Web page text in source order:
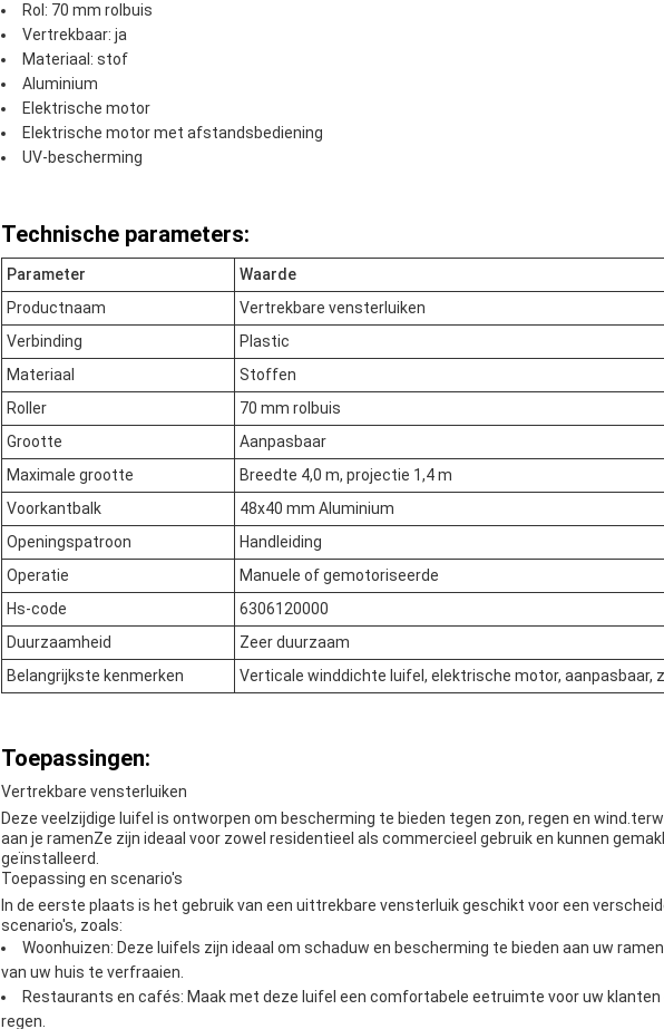
Rol: 70 mm rolbuis
Vertrekbaar: ja
Materiaal: stof
Aluminium
Elektrische motor
Elektrische motor met afstandsbediening
UV-bescherming
Technische parameters:
Parameter
Waarde
Productnaam
Vertrekbare vensterluiken
Verbinding
Plastic
Materiaal
Stoffen
Roller
70 mm rolbuis
Grootte
Aanpasbaar
Maximale grootte
Breedte 4,0 m, projectie 1,4 m
Voorkantbalk
48x40 mm Aluminium
Openingspatroon
Handleiding
Operatie
Manuele of gemotoriseerde
Hs-code
6306120000
Duurzaamheid
Zeer duurzaam
Belangrijkste kenmerken
Verticale winddichte luifel, elektrische motor, aanpasbaar,
Toepassingen:
Vertrekbare vensterluiken
Deze veelzijdige luifel is ontworpen om bescherming te bieden tegen zon, regen en
aan je ramenZe zijn ideaal voor zowel residentieel als commercieel gebruik en kunnen
geïnstalleerd.
Toepassing en scenario's
In de eerste plaats is het gebruik van een uittrekbare vensterluik geschikt voor een
scenario's, zoals:
Woonhuizen: Deze luifels zijn ideaal om schaduw en bescherming te bieden aan uw
van uw huis te verfraaien.
Restaurants en cafés: Maak met deze luifel een comfortabele eetruimte voor uw
regen.